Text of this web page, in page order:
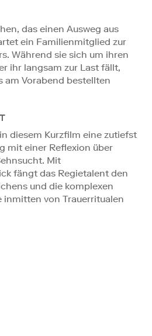
das einen Ausweg aus
ein Familienmitglied zur
Während sie sich um ihren
ihr langsam zur Last fällt,
am Vorabend bestellten
diesem Kurzfilm eine zutiefst
mit einer Reflexion über
Mit
fängt das Regietalent den
und die komplexen
inmitten von Trauerritualen